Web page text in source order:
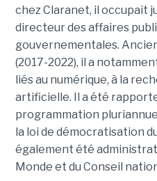
chez Claranet, il occupait
directeur des affaires
gouvernementales.
(2017-2022), il a
liés au numérique, à la
artificielle. Il a été
programmation
la loi de démocratisation
également été
Monde et du Conseil